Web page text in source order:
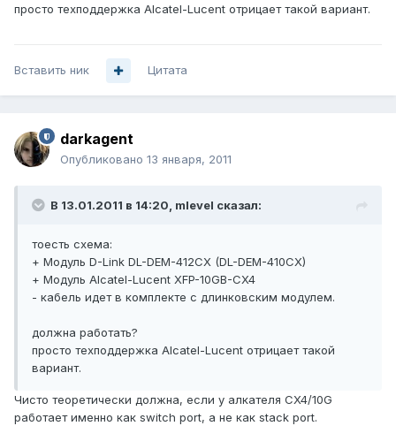
просто техподдержка Alcatel-Lucent отрицает такой вариант.
Вставить ник Цитата
darkagent
Опубликовано 13 января, 2011
В 13.01.2011 в 14:20, mlevel сказал:
тоесть схема:
+ Модуль D-Link DL-DEM-412CX (DL-DEM-410CX)
+ Модуль Alcatel-Lucent XFP-10GB-CX4
- кабель идет в комплекте с длинковским модулем.
должна работать?
просто техподдержка Alcatel-Lucent отрицает такой
вариант.
Чисто теоретически должна, если у алкателя CX4/10G
работает именно как switch port, а не как stack port.